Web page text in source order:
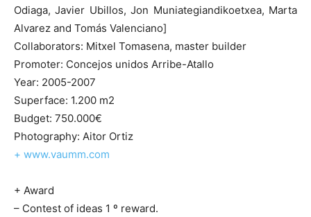
Odiaga, Javier Ubillos, Jon Muniategiandikoetxea, Marta
Alvarez and Tomás Valenciano]
Collaborators: Mitxel Tomasena, master builder
Promoter: Concejos unidos Arribe-Atallo
Year: 2005-2007
Superface: 1.200 m2
Budget: 750.000€
Photography: Aitor Ortiz
+ www.vaumm.com
+ Award
– Contest of ideas 1 º reward.